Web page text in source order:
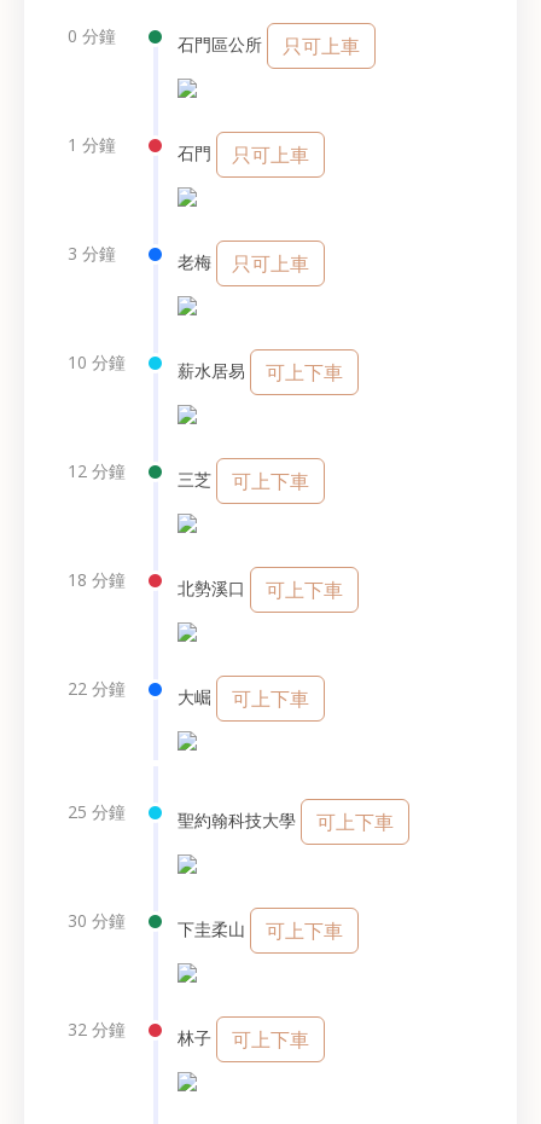
0 分鐘 石門區公所 只可上車
1 分鐘 石門 只可上車
3 分鐘 老梅 只可上車
10 分鐘 薪水居易 可上下車
12 分鐘 三芝 可上下車
18 分鐘 北勢溪口 可上下車
22 分鐘 大崛 可上下車
25 分鐘 聖約翰科技大學 可上下車
30 分鐘 下圭柔山 可上下車
32 分鐘 林子 可上下車